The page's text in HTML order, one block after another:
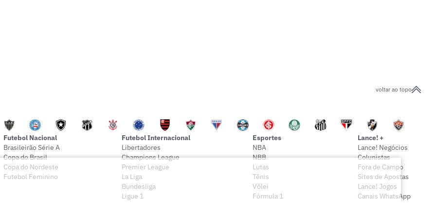
voltar ao topo
Futebol Nacional
Brasileirão Série A
Copa do Brasil
Copa do Nordeste
Futebol Feminino
Futebol Internacional
Libertadores
Champions League
Premier League
La Liga
Bundesliga
Ligue 1
Esportes
NBA
NBB
Lutas
Tênis
Vôlei
Fórmula 1
Lance! +
Lance! Negócios
Colunistas
Fora de Campo
Sites de Apostas
Lance! Jogos
Canais WhatsApp